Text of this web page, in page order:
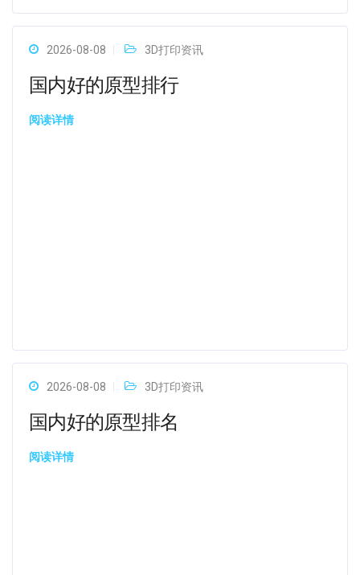
2026-08-08 3D打印资讯
国内好的原型排行
阅读详情
2026-08-08 3D打印资讯
国内好的原型排名
阅读详情